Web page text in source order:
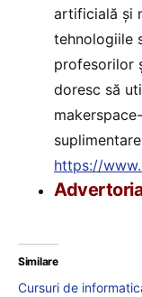
artificială și
tehnologiile
profesorilor
doresc să
https://
Similare
Cursuri de